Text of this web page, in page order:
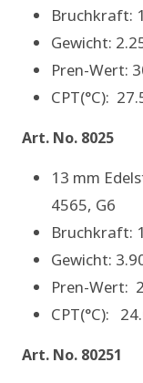
Bruchkraft:
Gewicht:
Pren-Wert:
CPT(°C):
Art. No. 8025
13 mm
4565, G6
Bruchkraft:
Gewicht:
Pren-Wert:
CPT(°C):
Art. No. 80251